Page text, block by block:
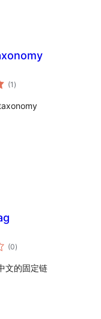
(1 arvosanat
yhteensä
)
(0arvosanat
yhteensä
)
文的固定链